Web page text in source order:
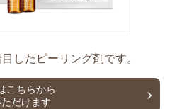
したピーリング剤です。
こちらから
だけます